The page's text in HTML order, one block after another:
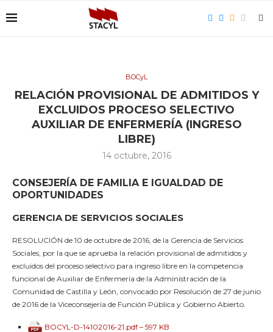
BOCyL
RELACIÓN PROVISIONAL DE ADMITIDOS Y
EXCLUIDOS PROCESO SELECTIVO
AUXILIAR DE ENFERMERÍA (INGRESO
LIBRE)
14 octubre, 2016
CONSEJERÍA DE FAMILIA E IGUALDAD DE
OPORTUNIDADES
GERENCIA DE SERVICIOS SOCIALES
RESOLUCIÓN de 10 de octubre de 2016, de la Gerencia de Servicios
Sociales, por la que se aprueba la relación provisional de admitidos y
excluidos del proceso selectivo para ingreso libre en la competencia
funcional de Auxiliar de Enfermería de la Administración de la
Comunidad de Castilla y León, convocado por Resolución de 27 de junio
de 2016 de la Viceconsejería de Función Pública y Gobierno Abierto.
BOCYL-D-14102016-21.pdf – 597 KB